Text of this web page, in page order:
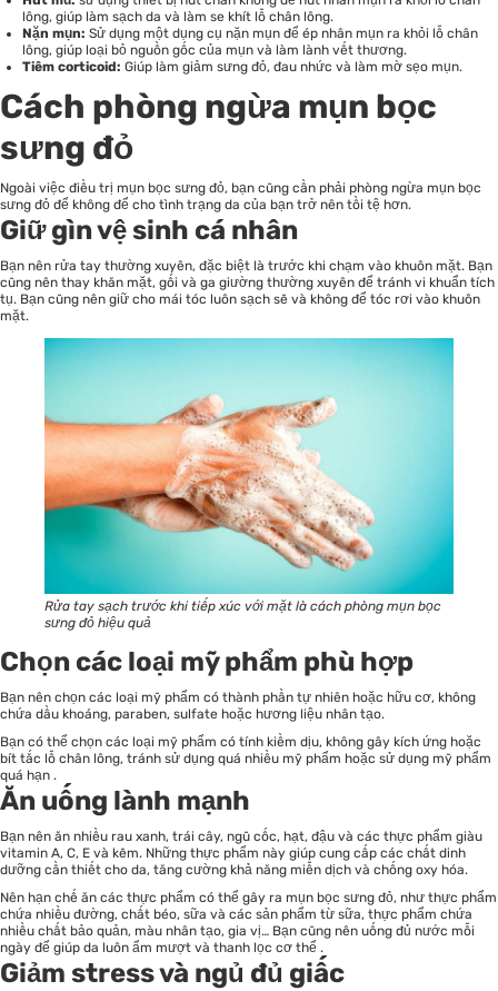
lông, giúp làm sạch da và làm se khít lỗ chân lông.
Nặn mụn: Sử dụng một dụng cụ nặn mụn để ép nhân mụn ra khỏi lỗ chân
lông, giúp loại bỏ nguồn gốc của mụn và làm lành vết thương.
Tiêm corticoid: Giúp làm giảm sưng đỏ, đau nhức và làm mờ sẹo mụn.
Cách phòng ngừa mụn bọc
sưng đỏ
Ngoài việc điều trị mụn bọc sưng đỏ, bạn cũng cần phải phòng ngừa mụn bọc
sưng đỏ để không để cho tình trạng da của bạn trở nên tồi tệ hơn.
Giữ gìn vệ sinh cá nhân
Bạn nên rửa tay thường xuyên, đặc biệt là trước khi chạm vào khuôn mặt. Bạn
cũng nên thay khăn mặt, gối và ga giường thường xuyên để tránh vi khuẩn tích
tụ. Bạn cũng nên giữ cho mái tóc luôn sạch sẽ và không để tóc rơi vào khuôn
mặt.
Rửa tay sạch trước khi tiếp xúc với mặt là cách phòng mụn bọc
sưng đỏ hiệu quả
Chọn các loại mỹ phẩm phù hợp
Bạn nên chọn các loại mỹ phẩm có thành phần tự nhiên hoặc hữu cơ, không
chứa dầu khoáng, paraben, sulfate hoặc hương liệu nhân tạo.
Bạn có thể chọn các loại mỹ phẩm có tính kiềm dịu, không gây kích ứng hoặc
bít tắc lỗ chân lông, tránh sử dụng quá nhiều mỹ phẩm hoặc sử dụng mỹ phẩm
quá hạn .
Ăn uống lành mạnh
Bạn nên ăn nhiều rau xanh, trái cây, ngũ cốc, hạt, đậu và các thực phẩm giàu
vitamin A, C, E và kẽm. Những thực phẩm này giúp cung cấp các chất dinh
dưỡng cần thiết cho da, tăng cường khả năng miễn dịch và chống oxy hóa.
Nên hạn chế ăn các thực phẩm có thể gây ra mụn bọc sưng đỏ, như thực phẩm
chứa nhiều đường, chất béo, sữa và các sản phẩm từ sữa, thực phẩm chứa
nhiều chất bảo quản, màu nhân tạo, gia vị… Bạn cũng nên uống đủ nước mỗi
ngày để giúp da luôn ẩm mượt và thanh lọc cơ thể .
Giảm stress và ngủ đủ giấc